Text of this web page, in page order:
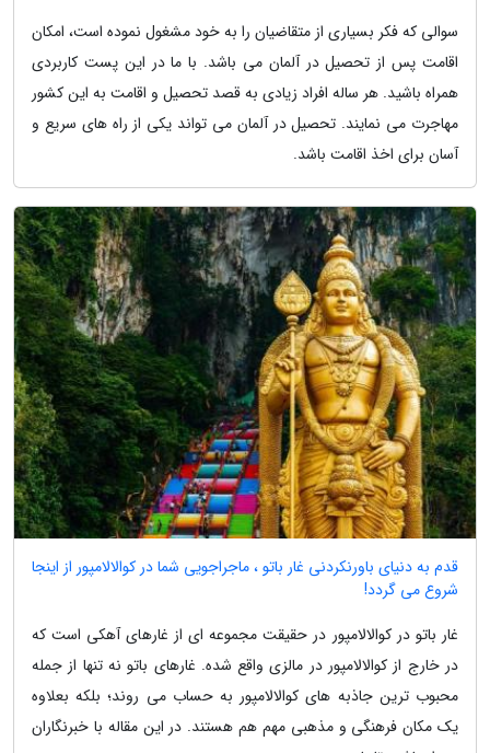
سوالی که فکر بسیاری از متقاضیان را به خود مشغول نموده است، امکان
اقامت پس از تحصیل در آلمان می باشد. با ما در این پست کاربردی
همراه باشید. هر ساله افراد زیادی به قصد تحصیل و اقامت به این کشور
مهاجرت می نمایند. تحصیل در آلمان می تواند یکی از راه های سریع و
آسان برای اخذ اقامت باشد.
قدم به دنیای باورنکردنی غار باتو ، ماجراجویی شما در کوالالامپور از اینجا
شروع می گردد!
غار باتو در کوالالامپور در حقیقت مجموعه ای از غارهای آهکی است که
در خارج از کوالالامپور در مالزی واقع شده. غارهای باتو نه تنها از جمله
محبوب ترین جاذبه های کوالالامپور به حساب می روند؛ بلکه بعلاوه
یک مکان فرهنگی و مذهبی مهم هم هستند. در این مقاله با خبرنگاران